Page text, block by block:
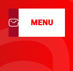
MENU